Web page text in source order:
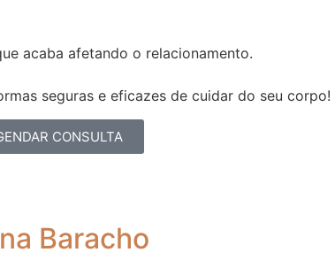
acaba afetando o relacionamento.
seguras e eficazes de cuidar do seu corpo!
CONSULTA
Baracho